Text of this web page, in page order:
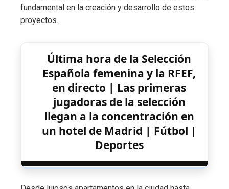
fundamental en la creación y desarrollo de estos
proyectos.
Última hora de la Selección
Española femenina y la RFEF,
en directo | Las primeras
jugadoras de la selección
llegan a la concentración en
un hotel de Madrid | Fútbol |
Deportes